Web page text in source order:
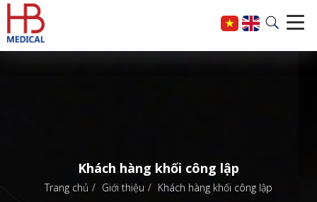
Khách hàng khối công lập
Trang chủ Giới thiệu Khách hàng khối công lập